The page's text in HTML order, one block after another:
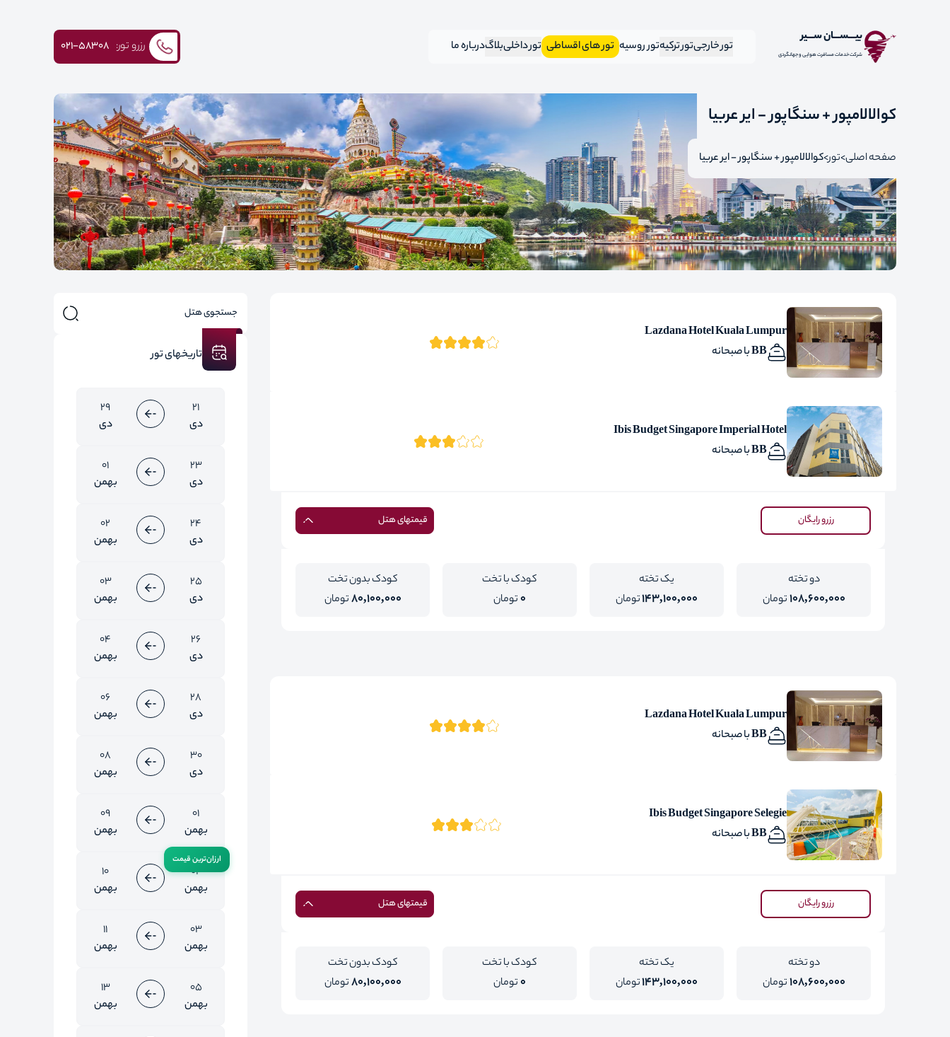
بیـــســـان ســـیر
شرکت خدمات مسافرت هوایی و جهانگردی تور خارجی تور ترکیهتور روسیه تور های اقساطی تور داخلیبلاگدرباره ما رزرو تور: ۰۲۱-58308
کوالالامپور + سنگاپور - ایر عربیا
صفحه اصلی تور کوالالامپور + سنگاپور - ایر عربیا
Lazdana Hotel Kuala Lumpur
BB با صبحانه
Ibis Budget Singapore Imperial Hotel
BB با صبحانه
رزرو رایگان قیمتهای هتل
دو تخته
108,600,000تومان
یک تخته
143,100,000تومان
کودک با تخت
0تومان
کودک بدون تخت
80,100,000تومان
Lazdana Hotel Kuala Lumpur
BB با صبحانه
Ibis Budget Singapore Selegie
BB با صبحانه
رزرو رایگان قیمتهای هتل
دو تخته
108,600,000تومان
یک تخته
143,100,000تومان
کودک با تخت
0تومان
کودک بدون تخت
80,100,000تومان
تاریخهای تور
21
دی
29
دی
23
دی
01
بهمن
24
دی
02
بهمن
25
دی
03
بهمن
26
دی
04
بهمن
28
دی
06
بهمن
30
دی
08
بهمن
01
بهمن
09
بهمن
02
بهمن
10
بهمن
03
بهمن
11
بهمن
05
بهمن
13
بهمن